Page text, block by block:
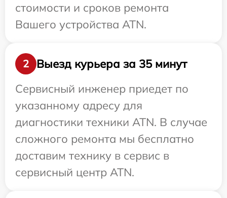
стоимости и сроков ремонта
Вашего устройства ATN.
2
Выезд курьера за 35 минут
Сервисный инженер приедет по
указанному адресу для
диагностики техники ATN. В случае
сложного ремонта мы бесплатно
доставим технику в сервис в
сервисный центр ATN.